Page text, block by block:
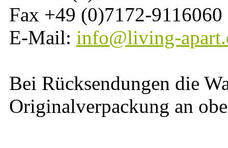
Fax +49 (0)7172-9116060
E-Mail: info@living-
Bei Rücksendungen die
Originalverpackung an